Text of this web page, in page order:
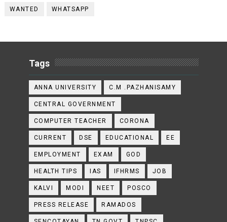
WANTED WHATSAPP
Tags
ANNA UNIVERSITY C.M .PAZHANISAMY
CENTRAL GOVERNMENT
COMPUTER TEACHER CORONA
CURRENT DSE EDUCATIONAL EE
EMPLOYMENT EXAM GOD
HEALTH TIPS IAS IFHRMS JOB
KALVI MODI NEET POSCO
PRESS RELEASE RAMADOS